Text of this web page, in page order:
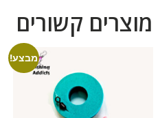
מוצרים קשורים
מבצע!